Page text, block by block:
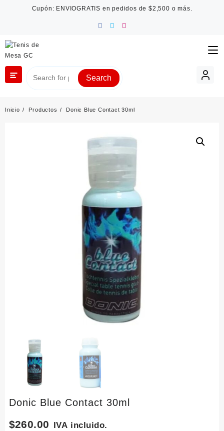
Cupón: ENVIOGRATIS en pedidos de $2,500 o más.
Search
Inicio Productos Donic Blue Contact 30ml
Donic Blue Contact 30ml
$260.00 IVA incluido.